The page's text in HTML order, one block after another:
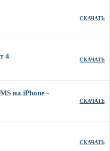
СКАЧАТЬ
4 СКАЧАТЬ
на iPhone -
СКАЧАТЬ
СКАЧАТЬ